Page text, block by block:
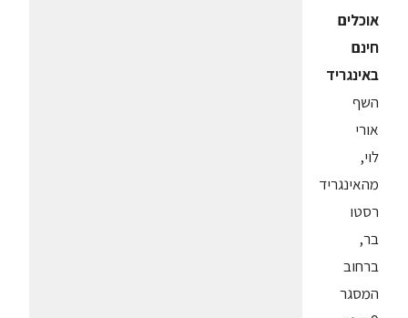
אוכלים
חינם
באינגריד
השף
אורי
לוי,
מהאינגריד
רסטו
בר,
ברחוב
המסגר